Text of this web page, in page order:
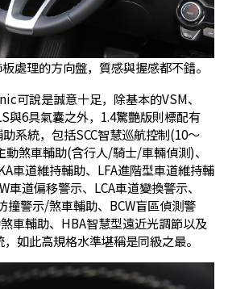
處理的方向盤，質感與握感都不錯。
可說是誠意十足，除基本的VSM、
與6具氣囊之外，1.4驚艷版則標配有
系統，包括SCC智慧巡航控制(10～
煞車輔助(含行人/騎士/車輛偵測)、
車道維持輔助、LFA進階型車道維持輔
道偏移警示、LCA車道變換警示、
撞警示/煞車輔助、BCW盲區偵測警
車輔助、HBA智慧型遠近光調節以及
如此高規格水準堪稱是同級之最。